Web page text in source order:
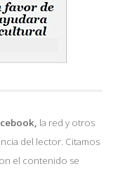
la red y otros
del lector. Citamos
el contenido se